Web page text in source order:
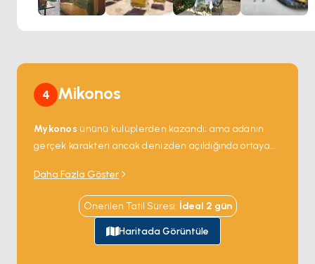
4 Mikonos
Mykonos ününü kulüplerden kazandı; ama adanın
gerçek karakteri ancak denizden açıldığında ortaya
Super Paradisegibi beach club'larından alıyor —
burada öğle yemeği rahatlıkla 12 saatlik bir kutlamaya
dönüşebilir; kuzey ise rüzgârlı sessiz koyları ve
günübirlikçilerin asla denk gelmediği meyhaneleriyle
başka bir Mykonos'u barındırıyor. UNESCO arkeolojik
Daha Fazla Göster
Önerilen Tatil Süresi: İdeal 2 gün
Haritada Görüntüle